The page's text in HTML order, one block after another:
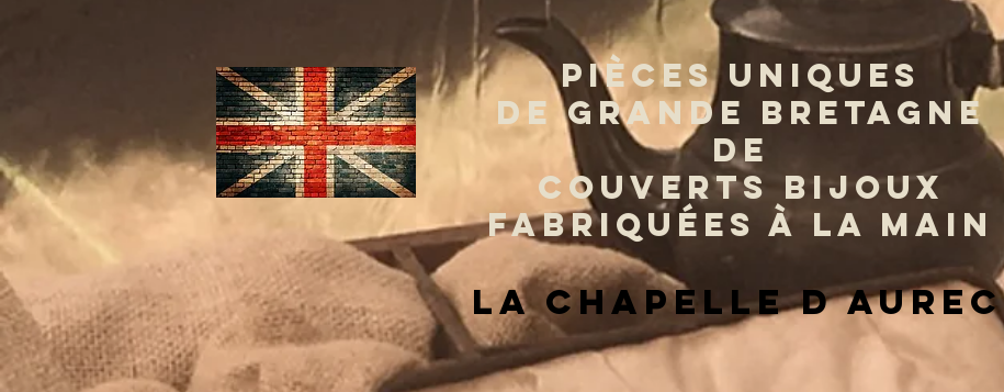
PIÈCES UNIQUES
DE GRANDE BRETAGNE
DE
COUVERTS BIJOUX
FABRIQUÉES À LA MAIN
la chapelle d aurec